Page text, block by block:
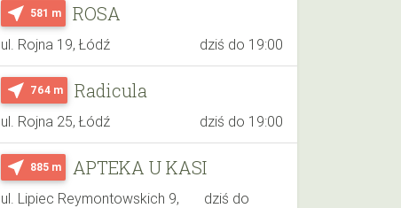
near_me 581 m ROSA
ul. Rojna 19, Łódź dziś do 19:00
near_me 764 m Radicula
ul. Rojna 25, Łódź dziś do 19:00
near_me 885 m APTEKA U KASI
ul. Lipiec Reymontowskich 9,
dziś do